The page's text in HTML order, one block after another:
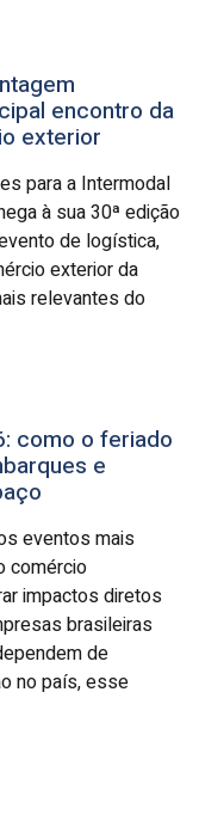
encontro da
exterior
para a Intermodal
à sua 30ª edição
de logística,
exterior da
relevantes do
como o feriado
e
eventos mais
comércio
impactos diretos
brasileiras
de
no país, esse